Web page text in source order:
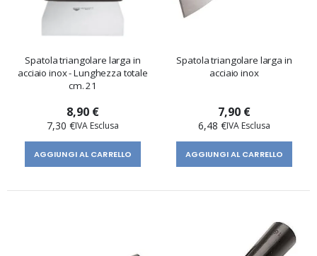
Spatola triangolare larga in
acciaio inox - Lunghezza totale
cm. 21
8,90 €
7,30 €
AGGIUNGI AL CARRELLO
Spatola triangolare larga in
acciaio inox
7,90 €
6,48 €
AGGIUNGI AL CARRELLO